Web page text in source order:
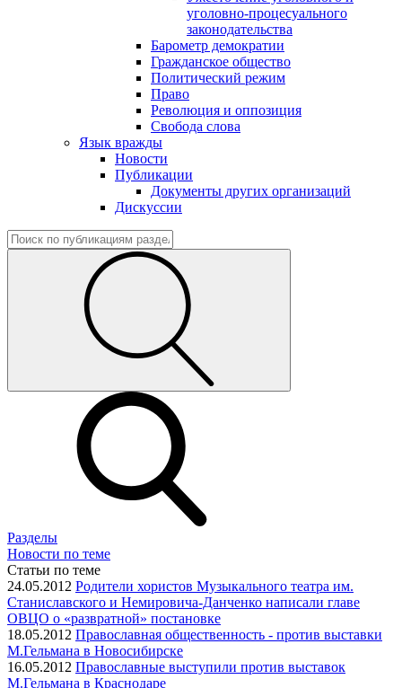
уголовно-процесуального
законодательства
Барометр демократии
Гражданское общество
Политический режим
Право
Революция и оппозиция
Свобода слова
Язык вражды
Новости
Публикации
Документы других организаций
Дискуссии
Разделы
Новости по теме
Статьи по теме
24.05.2012 Родители хористов Музыкального театра им.
Станиславского и Немировича-Данченко написали главе
ОВЦО о «развратной» постановке
18.05.2012 Православная общественность - против выставки
М.Гельмана в Новосибирске
16.05.2012 Православные выступили против выставок
М.Гельмана в Краснодаре